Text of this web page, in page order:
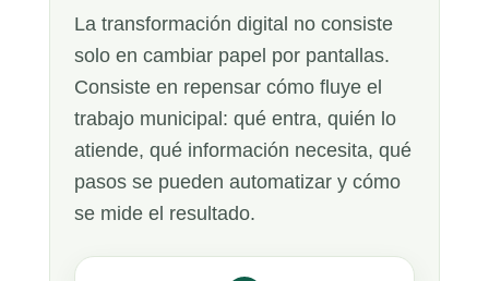
La transformación digital no consiste
solo en cambiar papel por pantallas.
Consiste en repensar cómo fluye el
trabajo municipal: qué entra, quién lo
atiende, qué información necesita, qué
pasos se pueden automatizar y cómo
se mide el resultado.